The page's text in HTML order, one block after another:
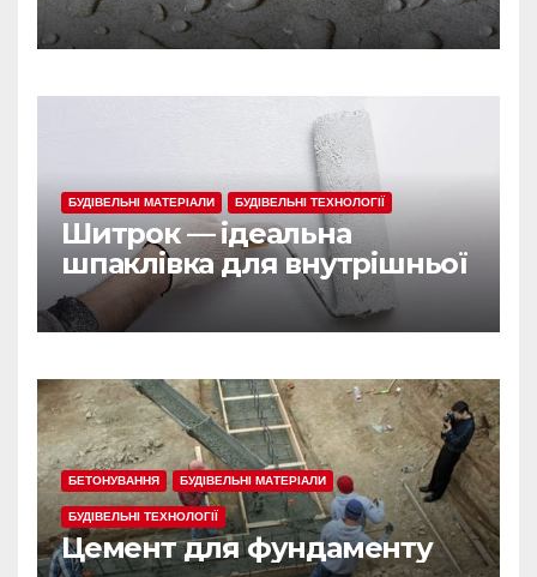
БУДІВЕЛЬНІ МАТЕРІАЛИ БУДІВЕЛЬНІ ТЕХНОЛОГІЇ
Шитрок — ідеальна
шпаклівка для внутрішньої
обробки
БЕТОНУВАННЯ БУДІВЕЛЬНІ МАТЕРІАЛИ
БУДІВЕЛЬНІ ТЕХНОЛОГІЇ
Цемент для фундаменту